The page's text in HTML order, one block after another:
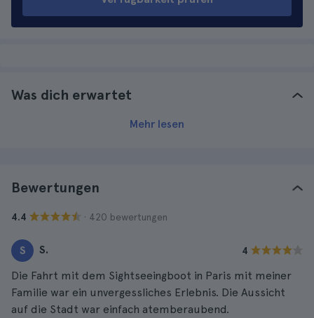
Was dich erwartet
Mehr lesen
Bewertungen
4.4 · 420 bewertungen
S S. 4
Die Fahrt mit dem Sightseeingboot in Paris mit meiner
Familie war ein unvergessliches Erlebnis. Die Aussicht
auf die Stadt war einfach atemberaubend.